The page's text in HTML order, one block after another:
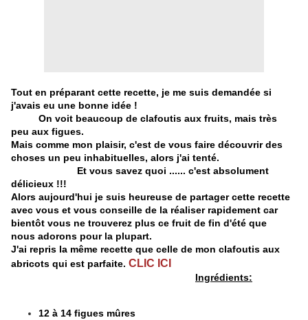
Tout en préparant cette recette, je me suis demandée si
j'avais eu une bonne idée !
On voit beaucoup de clafoutis aux fruits, mais très
peu aux figues.
Mais comme mon plaisir, c'est de vous faire découvrir des
choses un peu inhabituelles, alors j'ai tenté.
Et vous savez quoi ...... c'est absolument
délicieux !!!
Alors aujourd'hui je suis heureuse de partager cette recette
avec vous et vous conseille de la réaliser rapidement car
bientôt vous ne trouverez plus ce fruit de fin d'été que
nous adorons pour la plupart.
J'ai repris la même recette que celle de mon clafoutis aux
abricots qui est parfaite. CLIC ICI
Ingrédients:
12 à 14 figues mûres